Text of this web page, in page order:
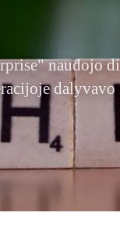
naudojo